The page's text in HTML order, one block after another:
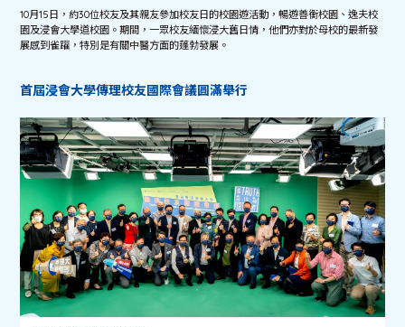
10月15日，約30位校友及其親友參加校友日的校園遊活動，暢遊善衡校園、逸夫校
園及浸會大學道校園。期間，一眾校友緬懷浸大舊日情，他們亦對於母校的最新發
展感到雀躍，特別是有關中醫方面的蓬勃發展。
首屆浸會大學傳理校友國際會議圓滿舉行